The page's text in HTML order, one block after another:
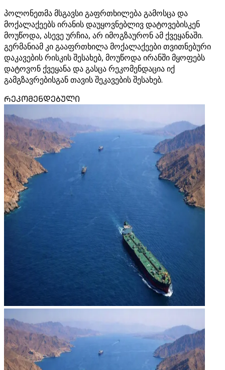
პოლონეთმა მსგავსი გაფრთხილება გამოსცა და
მოქალაქეებს ირანის დაუყოვნებლივ დატოვებისკენ
მოუწოდა, ასევე ურჩია, არ იმოგზაურონ ამ ქვეყანაში.
გერმანიამ კი გააფრთხილა მოქალაქეები თვითნებური
დაკავების რისკის შესახებ, მოუწოდა ირანში მყოფებს
დატოვონ ქვეყანა და გასცა რეკომენდაცია იქ
გამგზავრებისგან თავის შეკავების შესახებ.
ᲠᲔᲙᲝᲛᲔᲜᲓᲔᲑᲣᲚᲘ